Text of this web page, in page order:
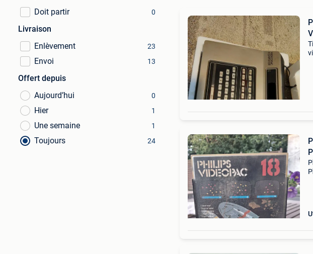
Doit partir
0
Livraison
Enlèvement
23
Envoi 13
Offert depuis
Aujourd’hui
0
Hier 1
Une semaine 1
Toujours 24